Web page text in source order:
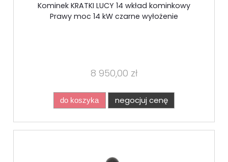
Kominek KRATKI LUCY 14 wkład kominkowy
Prawy moc 14 kW czarne wyłożenie
8 950,00 zł
do koszyka negocjuj cenę